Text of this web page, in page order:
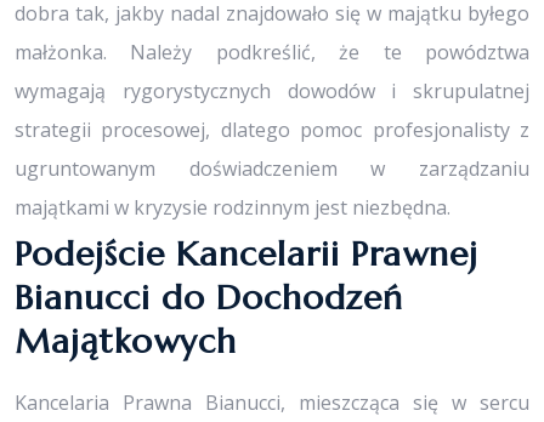
dobra tak, jakby nadal znajdowało się w majątku byłego
małżonka. Należy podkreślić, że te powództwa
wymagają rygorystycznych dowodów i skrupulatnej
strategii procesowej, dlatego pomoc profesjonalisty z
ugruntowanym doświadczeniem w zarządzaniu
majątkami w kryzysie rodzinnym jest niezbędna.
Podejście Kancelarii Prawnej
Bianucci do Dochodzeń
Majątkowych
Kancelaria Prawna Bianucci, mieszcząca się w sercu